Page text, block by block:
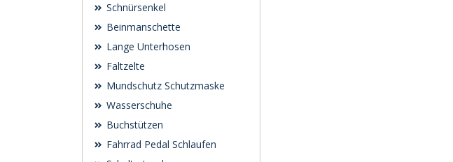
Schnürsenkel
Beinmanschette
Lange Unterhosen
Faltzelte
Mundschutz Schutzmaske
Wasserschuhe
Buchstützen
Fahrrad Pedal Schlaufen